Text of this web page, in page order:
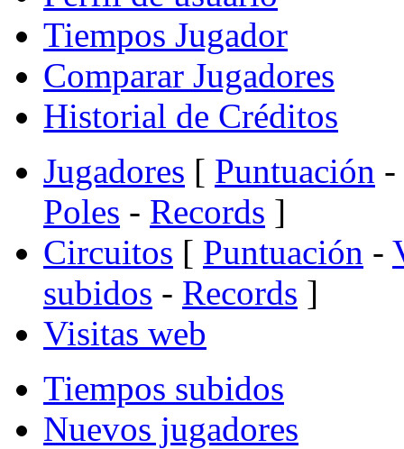
Tiempos Jugador
Comparar Jugadores
Historial de Créditos
Jugadores [ Puntuación -
Poles - Records ]
Circuitos [ Puntuación -
subidos - Records ]
Visitas web
Tiempos subidos
Nuevos jugadores